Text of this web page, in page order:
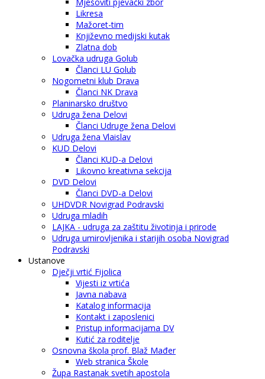
Likresa
Mažoret-tim
Književno medijski kutak
Zlatna dob
Lovačka udruga Golub
Članci LU Golub
Nogometni klub Drava
Članci NK Drava
Planinarsko društvo
Udruga žena Delovi
Članci Udruge žena Delovi
Udruga žena Vlaislav
KUD Delovi
Članci KUD-a Delovi
Likovno kreativna sekcija
DVD Delovi
Članci DVD-a Delovi
UHDVDR Novigrad Podravski
Udruga mladih
LAJKA - udruga za zaštitu životinja i prirode
Udruga umirovljenika i starijih osoba Novigrad
Podravski
Ustanove
Dječji vrtić Fijolica
Vijesti iz vrtića
Javna nabava
Katalog informacija
Kontakt i zaposlenici
Pristup informacijama DV
Kutić za roditelje
Osnovna škola prof. Blaž Mađer
Web stranica Škole
Župa Rastanak svetih apostola